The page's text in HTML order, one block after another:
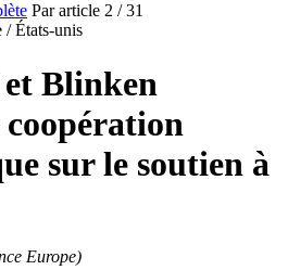
Par article 2 / 31
/ États-unis
Blinken
sur le soutien à
Europe)